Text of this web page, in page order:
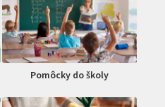
Pomôcky do školy